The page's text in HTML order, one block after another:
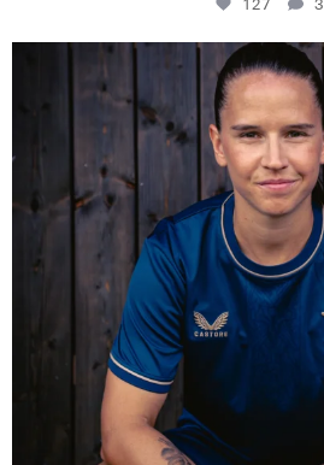
NIE USENAND GAH
Some anniversaries
292
5